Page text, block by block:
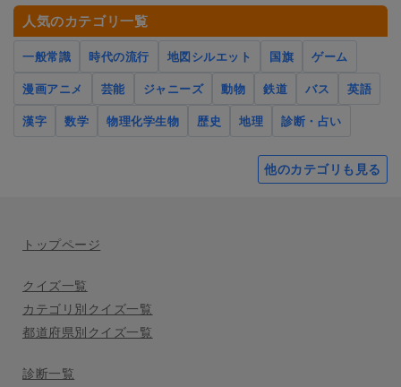
人気のカテゴリ一覧
一般常識 時代の流行 地図シルエット 国旗
ゲーム
漫画アニメ
芸能 ジャニーズ 動物 鉄道 バス
英語
漢字
数学 物理化学生物 歴史 地理 診断・占い
他のカテゴリも見る
トップページ
クイズ一覧
カテゴリ別クイズ一覧
都道府県別クイズ一覧
診断一覧